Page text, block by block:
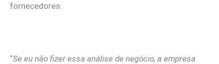
fornecedores.
“Se eu não fizer essa análise de negócio, a empresa